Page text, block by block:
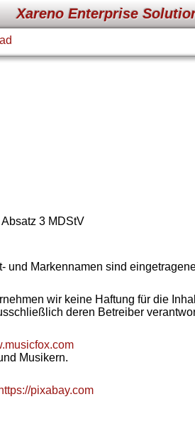
3 MDStV
und Markennamen sind
wir keine Haftung für die
deren Betreiber
Musikern.
https://pixabay.com
Xareno Enterprise